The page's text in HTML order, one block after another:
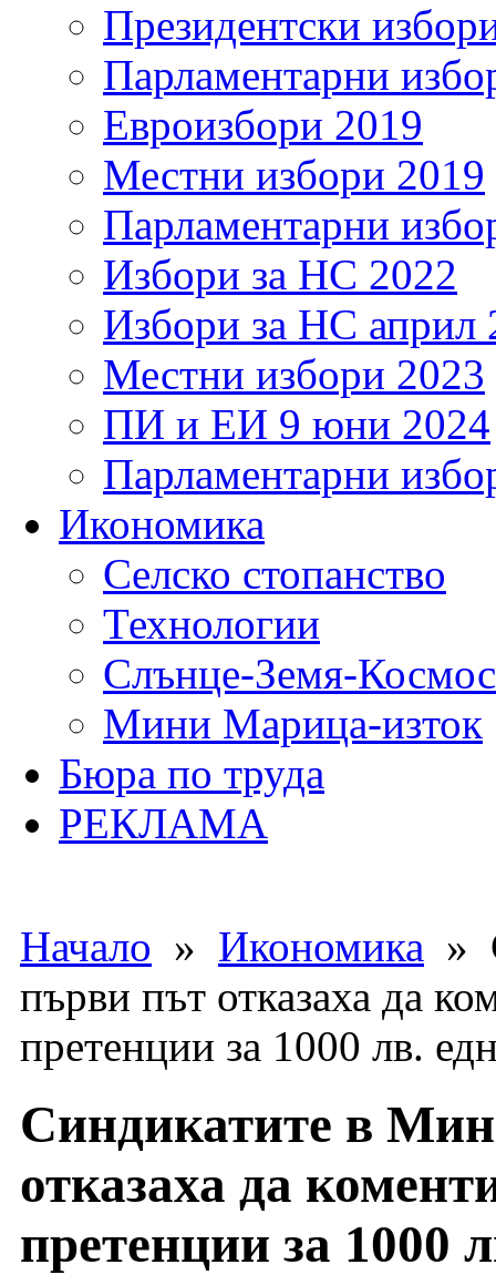
Президентски
Парламентарни
Евроизбори 2019
Местни избори 2019
Парламентарни
Избори за НС 2022
Избори за НС април
Местни избори 2023
ПИ и ЕИ 9 юни 2024
Парламентарни
Икономика
Селско стопанство
Технологии
Слънце-Земя-Космос
Мини Марица-изток
Бюра по труда
РЕКЛАМА
Начало » Икономика »
първи път отказаха да
претенции за 1000 лв.
Синдикатите в
отказаха да
претенции за 1000